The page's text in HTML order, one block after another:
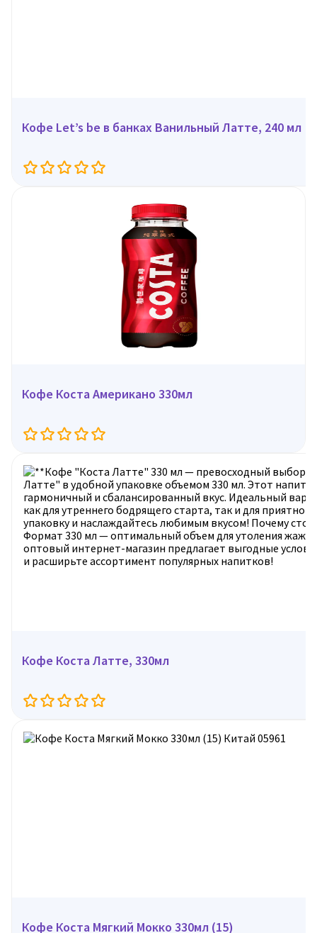
Кофе Let’s be в банках Ванильный Латте, 240 мл
Кофе Коста Американо 330мл
Кофе Коста Латте, 330мл
Кофе Коста Мягкий Мокко 330мл (15)